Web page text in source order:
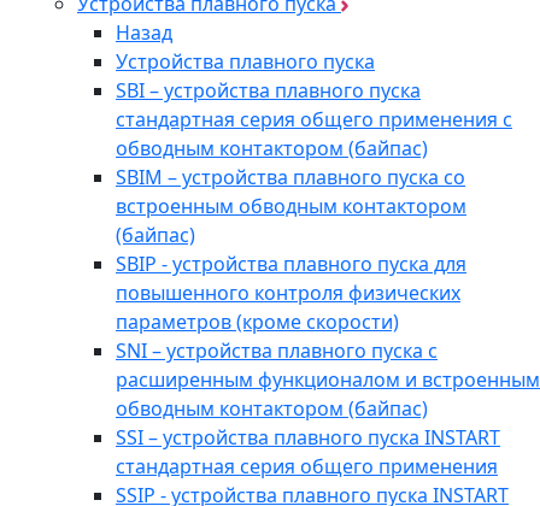
Назад
Устройства плавного пуска
SBI – устройства плавного пуска
стандартная серия общего применения с
обводным контактором (байпас)
SBIM – устройства плавного пуска со
встроенным обводным контактором
(байпас)
SBIP - устройства плавного пуска для
повышенного контроля физических
параметров (кроме скорости)
SNI – устройства плавного пуска с
расширенным функционалом и встроенным
обводным контактором (байпас)
SSI – устройства плавного пуска INSTART
стандартная серия общего применения
SSIP - устройства плавного пуска INSTART